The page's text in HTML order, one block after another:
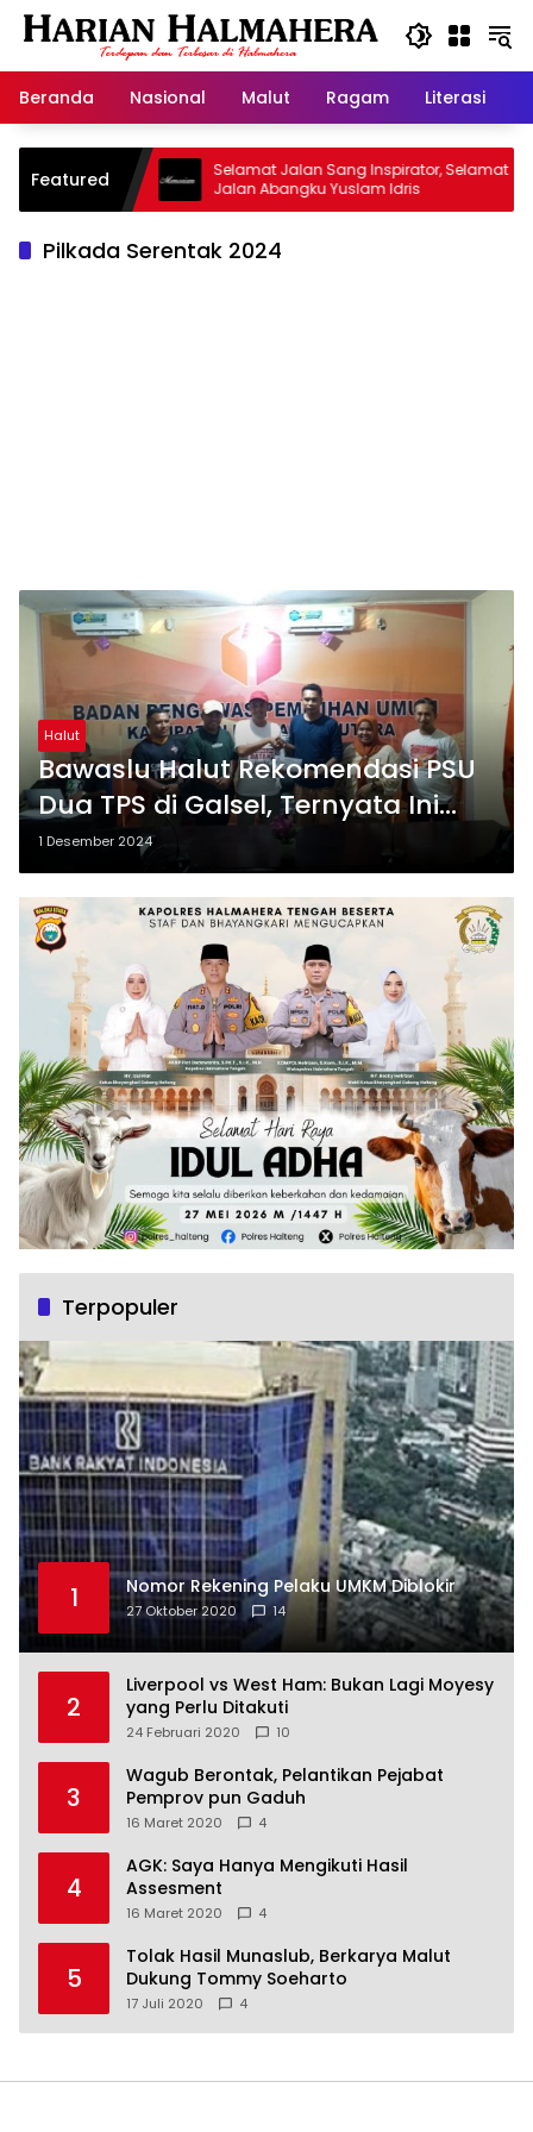
Langsung
Beranda
Nasional Malut Ragam Literasi
Featured
Warisan
Selamat Jalan Sang Inspirator, Selamat
Jalan Abangku Yuslam Idris
Pilkada Serentak 2024
Halut
Bawaslu Halut Rekomendasi PSU
Dua TPS di Galsel, Ternyata Ini
Pelanggarannya
1 Desember 2024
Terpopuler
1 Nomor Rekening Pelaku UMKM Diblokir
27 Oktober 2020 14
2
Liverpool vs West Ham: Bukan Lagi Moyesy
yang Perlu Ditakuti
24 Februari 2020 10
3
Wagub Berontak, Pelantikan Pejabat
Pemprov pun Gaduh
16 Maret 2020 4
4
AGK: Saya Hanya Mengikuti Hasil
Assesment
16 Maret 2020 4
5
Tolak Hasil Munaslub, Berkarya Malut
Dukung Tommy Soeharto
17 Juli 2020 4